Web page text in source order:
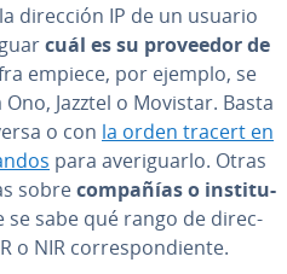
dirección IP de un usuario
cuál es su proveedor de
empiece, por ejemplo, se
Jazztel o Movistar. Basta
o con la orden tracert en
para ave­ri­guar­lo. Otras
sobrecompañías o in­s­ti­tu­
se sabe qué rango de di­re­c­
o NIR co­rre­s­po­n­die­n­te.